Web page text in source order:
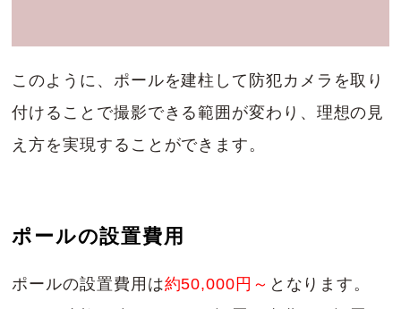
このように、ポールを建柱して防犯カメラを取り
付けることで撮影できる範囲が変わり、理想の見
え方を実現することができます。
ポールの設置費用
ポールの設置費用は約50,000円～ となります。